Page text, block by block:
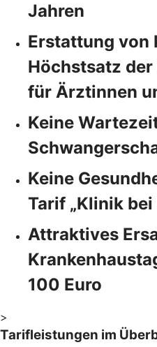
Jahren
Erstattung von
Höchstsatz
für Ärztinnen
Keine
Keine
Tarif „Klinik bei
Attraktives
100 Euro
>
Tarifleistungen im